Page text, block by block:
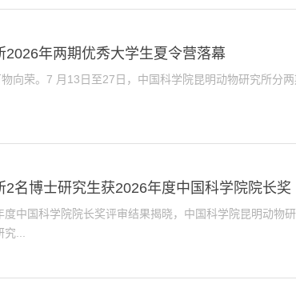
2026年两期优秀大学生夏令营落幕
向荣。7 月13日至27日，中国科学院昆明动物研究所分
2名博士研究生获2026年度中国科学院院长奖
度中国科学院院长奖评审结果揭晓，中国科学院昆明动物
究...